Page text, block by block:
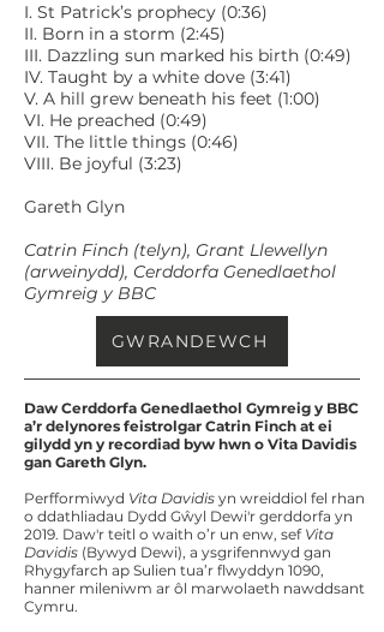
I. St Patrick’s prophecy (0:36)
II. Born in a storm (2:45)
III. Dazzling sun marked his birth (0:49)
IV. Taught by a white dove (3:41)
V. A hill grew beneath his feet (1:00)
VI. He preached (0:49)
VII. The little things (0:46)
VIII. Be joyful (3:23)
Gareth Glyn
Catrin Finch (telyn), Grant Llewellyn
(arweinydd), Cerddorfa Genedlaethol
Gymreig y BBC
GWRANDEWCH
Daw Cerddorfa Genedlaethol Gymreig y BBC
a’r delynores feistrolgar Catrin Finch at ei
gilydd yn y recordiad byw hwn o Vita Davidis
gan Gareth Glyn.
Perfformiwyd Vita Davidis yn wreiddiol fel rhan
o ddathliadau Dydd Gŵyl Dewi'r gerddorfa yn
2019. Daw'r teitl o waith o’r un enw, sef Vita
Davidis (Bywyd Dewi), a ysgrifennwyd gan
Rhygyfarch ap Sulien tua’r flwyddyn 1090,
hanner mileniwm ar ôl marwolaeth nawddsant
Cymru.